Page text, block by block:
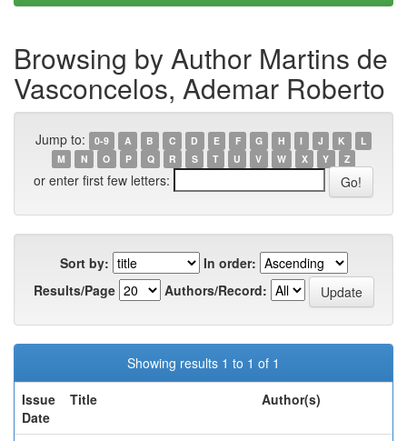
Browsing by Author Martins de
Vasconcelos, Ademar Roberto
Jump to: 0-9 A B C D E F G H I J K
L
M
N O P Q R S T U V W X Y Z
or enter first few letters:
Sort by:
In order:
Results/Page
Authors/Record:
Showing results 1 to 1 of 1
Issue
Date
Title Author(s)